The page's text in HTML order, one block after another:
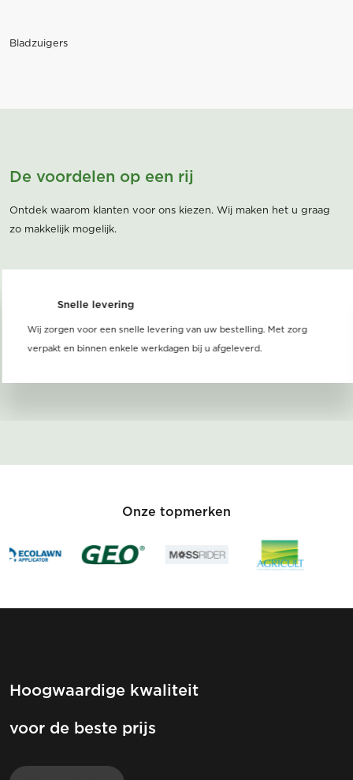
Bladzuigers
De voordelen op een rij
Ontdek waarom klanten voor ons kiezen. Wij maken het u graag
zo makkelijk mogelijk.
Snelle levering
Wij zorgen voor een snelle levering van uw bestelling. Met zorg
verpakt en binnen enkele werkdagen bij u afgeleverd.
Onze topmerken
Hoogwaardige kwaliteit
voor de beste prijs